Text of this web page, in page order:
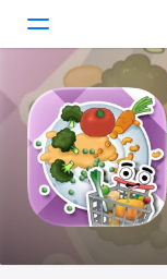
Aujourd’hui
Jeux
Apps